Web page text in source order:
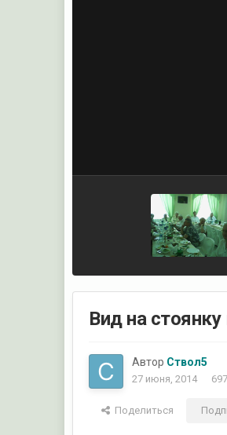
Вид на
Автор Ствол5
27 июня, 2014
Поделиться